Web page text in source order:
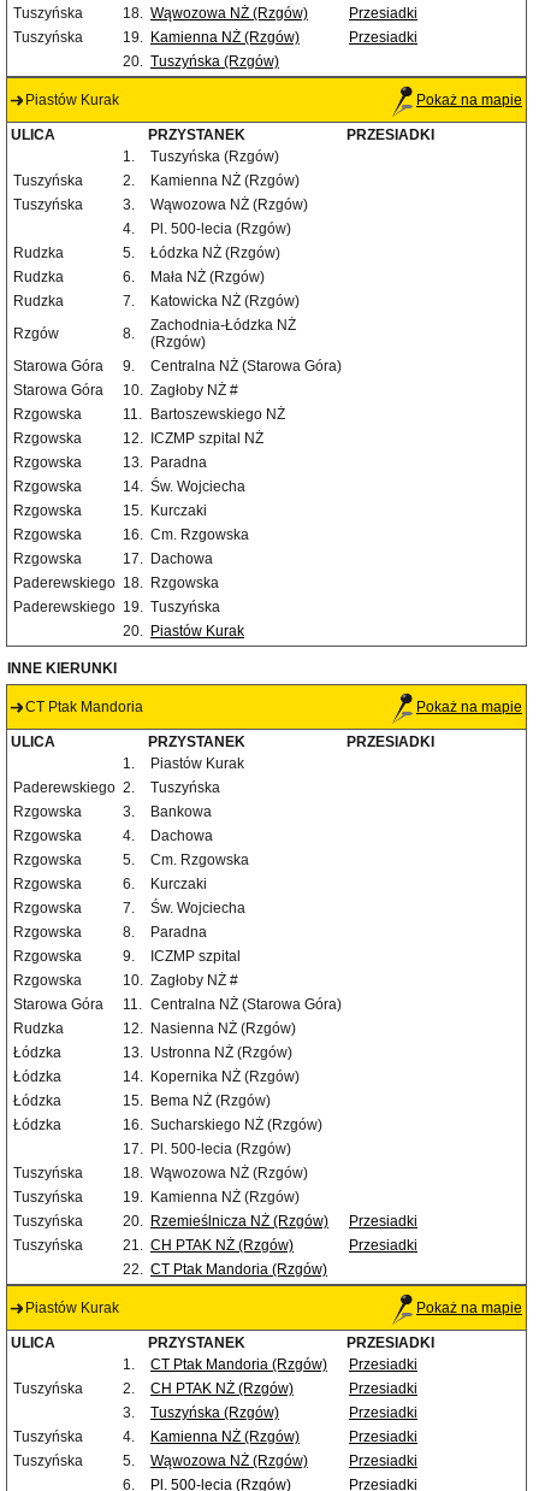
Tuszyńska
18. Wąwozowa NŻ (Rzgów)
Przesiadki
Tuszyńska
19. Kamienna NŻ (Rzgów)
Przesiadki
20. Tuszyńska (Rzgów)
Piastów Kurak Pokaż na mapie
ULICA PRZYSTANEK
PRZESIADKI
1.
Tuszyńska (Rzgów)
Tuszyńska
2.
Kamienna NŻ (Rzgów)
Tuszyńska
3.
Wąwozowa NŻ (Rzgów)
4.
Pl. 500-lecia (Rzgów)
Rudzka
5.
Łódzka NŻ (Rzgów)
Rudzka
6.
Mała NŻ (Rzgów)
Rudzka
7.
Katowicka NŻ (Rzgów)
Rzgów
8.
Zachodnia-Łódzka NŻ
(Rzgów)
Starowa Góra
9.
Centralna NŻ (Starowa Góra)
Starowa Góra
10. Zagłoby NŻ #
Rzgowska
11.
Bartoszewskiego NŻ
Rzgowska
12.
ICZMP szpital NŻ
Rzgowska
13. Paradna
Rzgowska
14. Św. Wojciecha
Rzgowska
15. Kurczaki
Rzgowska
16. Cm. Rzgowska
Rzgowska
17. Dachowa
Paderewskiego 18. Rzgowska
Paderewskiego 19. Tuszyńska
20. Piastów Kurak
INNE KIERUNKI
CT Ptak Mandoria Pokaż na mapie
ULICA PRZYSTANEK
PRZESIADKI
1.
Piastów Kurak
Paderewskiego 2.
Tuszyńska
Rzgowska
3.
Bankowa
Rzgowska
4.
Dachowa
Rzgowska
5.
Cm. Rzgowska
Rzgowska
6.
Kurczaki
Rzgowska
7.
Św. Wojciecha
Rzgowska
8.
Paradna
Rzgowska
9.
ICZMP szpital
Rzgowska
10. Zagłoby NŻ #
Starowa Góra
11. Centralna NŻ (Starowa Góra)
Rudzka
12. Nasienna NŻ (Rzgów)
Łódzka
13. Ustronna NŻ (Rzgów)
Łódzka
14. Kopernika NŻ (Rzgów)
Łódzka
15. Bema NŻ (Rzgów)
Łódzka
16. Sucharskiego NŻ (Rzgów)
17. Pl. 500-lecia (Rzgów)
Tuszyńska
18. Wąwozowa NŻ (Rzgów)
Tuszyńska
19. Kamienna NŻ (Rzgów)
Tuszyńska
20. Rzemieślnicza NŻ (Rzgów)
Przesiadki
Tuszyńska
21. CH PTAK NŻ (Rzgów)
Przesiadki
22. CT Ptak Mandoria (Rzgów)
Piastów Kurak Pokaż na mapie
ULICA PRZYSTANEK
PRZESIADKI
1.
CT Ptak Mandoria (Rzgów)
Przesiadki
Tuszyńska
2. CH PTAK NŻ (Rzgów)
Przesiadki
3.
Tuszyńska (Rzgów)
Przesiadki
Tuszyńska
4. Kamienna NŻ (Rzgów)
Przesiadki
Tuszyńska
5. Wąwozowa NŻ (Rzgów)
Przesiadki
6.
Pl. 500-lecia (Rzgów) Przesiadki